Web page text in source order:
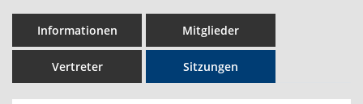
Informationen Mitglieder
Vertreter Sitzungen